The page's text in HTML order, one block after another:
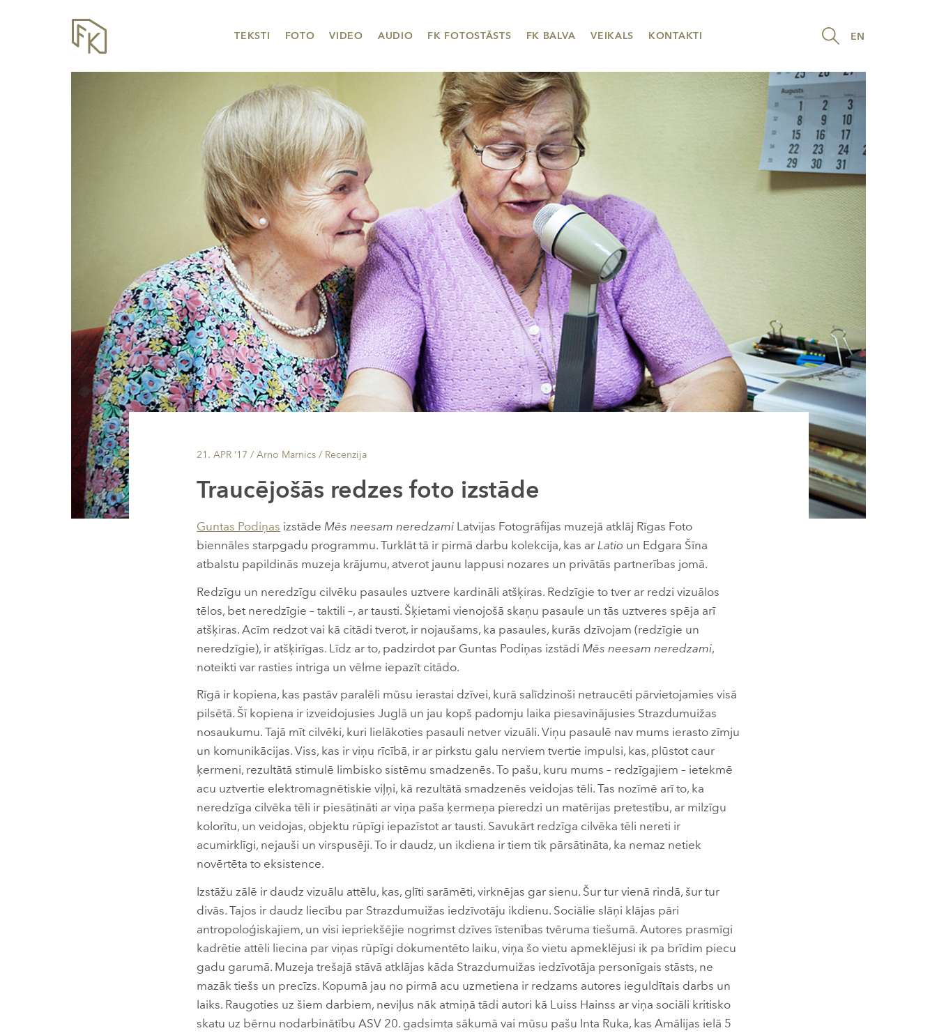
EN
TEKSTI FOTO VIDEO AUDIO FK FOTOSTĀSTS FK BALVA VEIKALS KONTAKTI
21. APR ’17 / Arno Marnics / Recenzija
Traucējošās redzes foto izstāde
Guntas Podiņas izstāde Mēs neesam neredzami Latvijas Fotogrāfijas muzejā atklāj Rīgas Foto
biennāles starpgadu programmu. Turklāt tā ir pirmā darbu kolekcija, kas arLatio un Edgara Šīna
atbalstu papildinās muzeja krājumu, atverot jaunu lappusi nozares un privātās partnerības jomā.
Redzīgu un neredzīgu cilvēku pasaules uztvere kardināli atšķiras. Redzīgie to tver ar redzi vizuālos
tēlos, bet neredzīgie – taktili –, ar tausti. Šķietami vienojošā skaņu pasaule un tās uztveres spēja arī
atšķiras. Acīm redzot vai kā citādi tverot, ir nojaušams, ka pasaules, kurās dzīvojam (redzīgie un
neredzīgie), ir atšķirīgas. Līdz ar to, padzirdot par Guntas Podiņas izstādi Mēs neesam neredzami,
noteikti var rasties intriga un vēlme iepazīt citādo.
Rīgā ir kopiena, kas pastāv paralēli mūsu ierastai dzīvei, kurā salīdzinoši netraucēti pārvietojamies visā
pilsētā. Šī kopiena ir izveidojusies Juglā un jau kopš padomju laika piesavinājusies Strazdumuižas
nosaukumu. Tajā mīt cilvēki, kuri lielākoties pasauli netver vizuāli. Viņu pasaulē nav mums ierasto zīmju
un komunikācijas. Viss, kas ir viņu rīcībā, ir ar pirkstu galu nerviem tvertie impulsi, kas, plūstot caur
ķermeni, rezultātā stimulē limbisko sistēmu smadzenēs. To pašu, kuru mums – redzīgajiem – ietekmē
acu uztvertie elektromagnētiskie viļņi, kā rezultātā smadzenēs veidojas tēli. Tas nozīmē arī to, ka
neredzīga cilvēka tēli ir piesātināti ar viņa paša ķermeņa pieredzi un matērijas pretestību, ar milzīgu
kolorītu, un veidojas, objektu rūpīgi iepazīstot ar tausti. Savukārt redzīga cilvēka tēli nereti ir
acumirklīgi, nejauši un virspusēji. To ir daudz, un ikdiena ir tiem tik pārsātināta, ka nemaz netiek
novērtēta to eksistence.
Izstāžu zālē ir daudz vizuālu attēlu, kas, glīti sarāmēti, virknējas gar sienu. Šur tur vienā rindā, šur tur
divās. Tajos ir daudz liecību par Strazdumuižas iedzīvotāju ikdienu. Sociālie slāņi klājas pāri
antropoloģiskajiem, un visi iepriekšējie nogrimst dzīves īstenības tvēruma tiešumā. Autores prasmīgi
kadrētie attēli liecina par viņas rūpīgi dokumentēto laiku, viņa šo vietu apmeklējusi ik pa brīdim piecu
gadu garumā. Muzeja trešajā stāvā atklājas kāda Strazdumuižas iedzīvotāja personīgais stāsts, ne
mazāk tiešs un precīzs. Kopumā jau no pirmā acu uzmetiena ir redzams autores ieguldītais darbs un
laiks. Raugoties uz šiem darbiem, neviļus nāk atmiņā tādi autori kā Luiss Hainss ar viņa sociāli kritisko
skatu uz bērnu nodarbinātību ASV 20. gadsimta sākumā vai mūsu pašu Inta Ruka, kas Amālijas ielā 5